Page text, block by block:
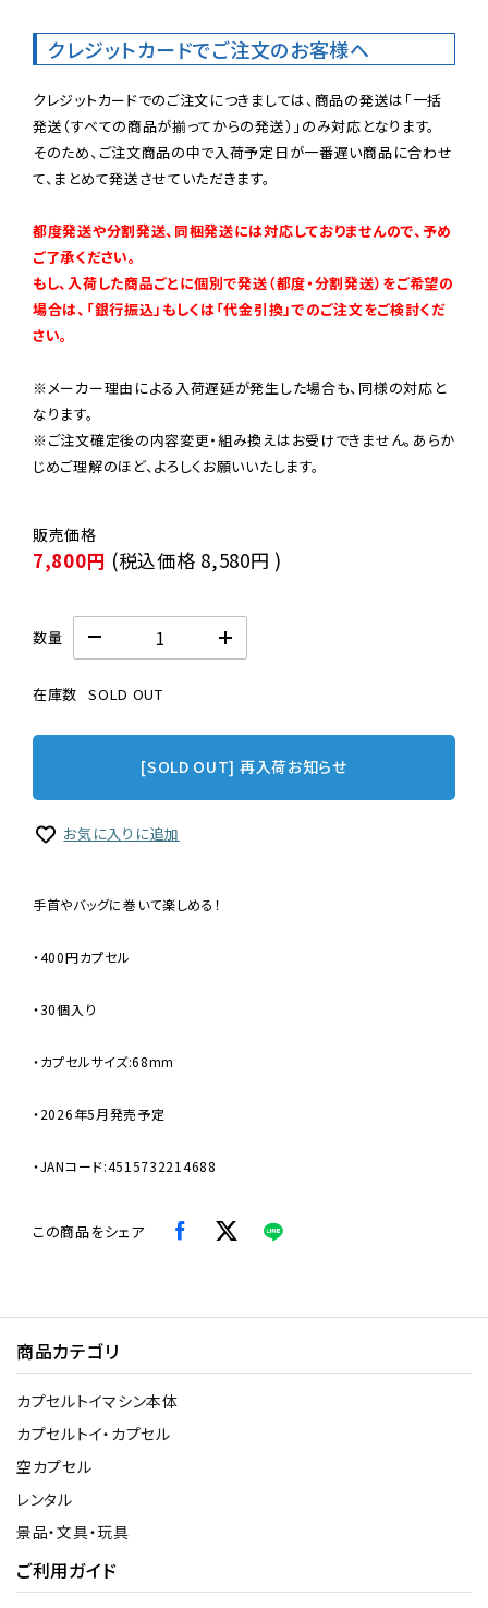
クレジットカードでご注文のお客様へ
クレジットカードでのご注文につきましては、商品の発送は「一括
発送（すべての商品が揃ってからの発送）」のみ対応となります。
そのため、ご注文商品の中で入荷予定日が一番遅い商品に合わせ
て、まとめて発送させていただきます。
都度発送や分割発送、同梱発送には対応しておりませんので、予め
ご了承ください。
もし、入荷した商品ごとに個別で発送（都度・分割発送）をご希望の
場合は、「銀行振込」もしくは「代金引換」でのご注文をご検討くだ
さい。
※メーカー理由による入荷遅延が発生した場合も、同様の対応と
なります。
※ご注文確定後の内容変更・組み換えはお受けできません。あらか
じめご理解のほど、よろしくお願いいたします。
7,800円 (税込価格 8,580円 )
数量
在庫数 SOLD OUT
[SOLD OUT] 再入荷お知らせ
お気に入りに追加
手首やバッグに巻いて楽しめる！
・400円カプセル
・30個入り
・カプセルサイズ:68mm
・2026年5月発売予定
・JANコード:4515732214688
この商品をシェア
商品カテゴリ
カプセルトイマシン本体
カプセルトイ・カプセル
空カプセル
レンタル
景品・文具・玩具
ご利用ガイド